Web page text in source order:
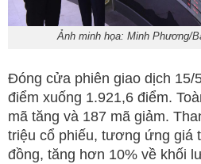
Ảnh minh họa: Minh Phương/
Đóng cửa phiên giao dịch 15/
điểm xuống 1.921,6 điểm.
mã tăng và 187 mã giảm.
triệu cổ phiếu, tương ứng giá
đồng, tăng hơn 10% về khối